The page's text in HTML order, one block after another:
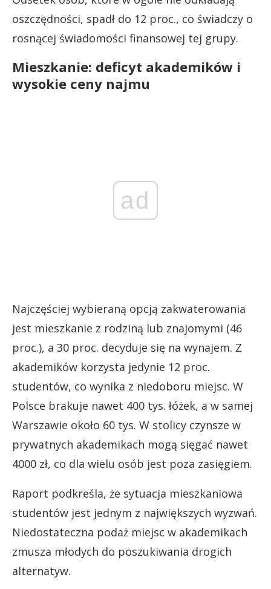
oszczędności, spadł do 12 proc., co świadczy o
rosnącej świadomości finansowej tej grupy.
Mieszkanie: deficyt akademików i
wysokie ceny najmu
ad
Najczęściej wybieraną opcją zakwaterowania
jest mieszkanie z rodziną lub znajomymi (46
proc.), a 30 proc. decyduje się na wynajem. Z
akademików korzysta jedynie 12 proc.
studentów, co wynika z niedoboru miejsc. W
Polsce brakuje nawet 400 tys. łóżek, a w samej
Warszawie około 60 tys. W stolicy czynsze w
prywatnych akademikach mogą sięgać nawet
4000 zł, co dla wielu osób jest poza zasięgiem.
Raport podkreśla, że sytuacja mieszkaniowa
studentów jest jednym z największych wyzwań.
Niedostateczna podaż miejsc w akademikach
zmusza młodych do poszukiwania drogich
alternatyw.